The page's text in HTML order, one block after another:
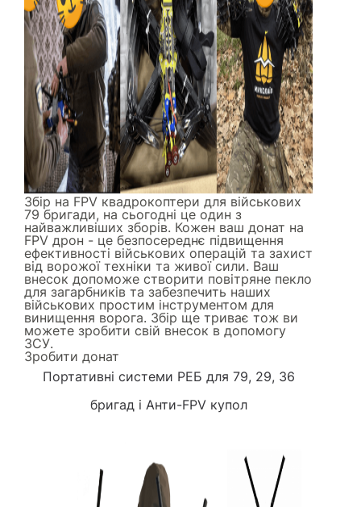
Збір на FPV квадрокоптери для військових
79 бригади, на сьогодні це один з
найважливіших зборів. Кожен ваш донат на
FPV дрон - це безпосереднє підвищення
ефективності військових операцій та захист
від ворожої техніки та живої сили. Ваш
внесок допоможе створити повітряне пекло
для загарбників та забезпечить наших
військових простим інструментом для
винищення ворога. Збір ще триває тож ви
можете зробити свій внесок в допомогу
ЗСУ.
Зробити донат
Портативні системи РЕБ для 79, 29, 36
бригад і Анти-FPV купол